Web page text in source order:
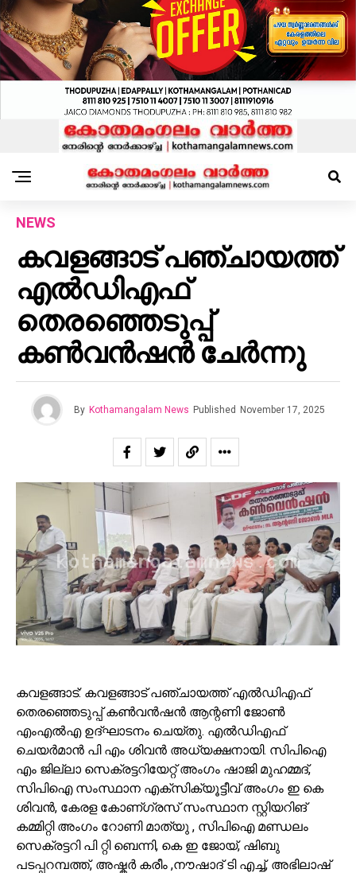
NEWS
കവളങ്ങാട് പഞ്ചായത്ത്
എൽഡിഎഫ്
തെരഞ്ഞെടുപ്പ്
കൺവൻഷൻ ചേർന്നു
By Kothamangalam News Published November 17, 2025
കവളങ്ങാട്: കവളങ്ങാട് പഞ്ചായത്ത് എൽഡിഎഫ്
തെരഞ്ഞെടുപ്പ് കൺവൻഷൻ ആന്റണി ജോൺ
എംഎൽഎ ഉദ്ഘാടനം ചെയ്തു. എൽഡിഎഫ്
ചെയർമാൻ പി എം ശിവൻ അധ്യക്ഷനായി. സിപിഐ
എം ജില്ലാ സെക്രട്ടറിയേറ്റ് അംഗം ഷാജി മുഹമ്മദ്,
സിപിഐ സംസ്ഥാന എക്സിക്യൂട്ടീവ് അംഗം ഇ കെ
ശിവൻ, കേരള കോണ്ഗ്രസ് സംസ്ഥാന സ്റ്റിയറിങ്
കമ്മിറ്റി അംഗം റോണി മാത്യു , സിപിഐ മണ്ഡലം
സെക്രട്ടറി പി റ്റി ബെന്നി, കെ ഇ ജോയ്, ഷിബു
പടപ്പറമ്പത്ത്, അഷ്കർ കരീം ,നൗഷാദ് ടി എച്ച്, അഭിലാഷ്